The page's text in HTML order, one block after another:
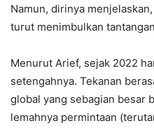
Namun, dirinya
turut menimbulkan
Menurut Arief, sejak 2022
setengahnya. Tekanan
global yang sebagian besar
lemahnya permintaan